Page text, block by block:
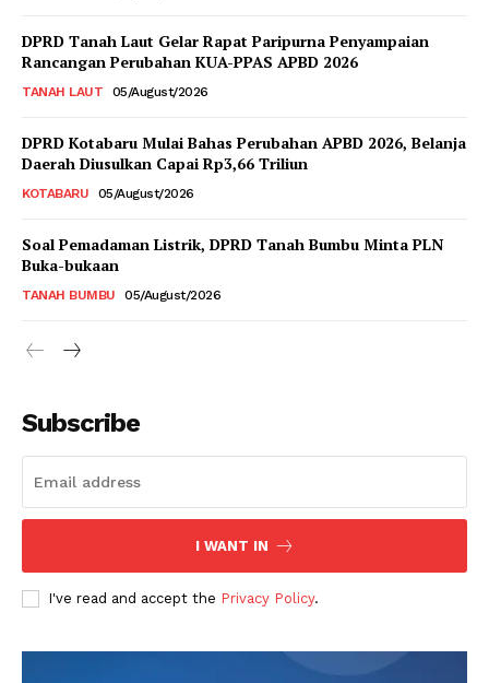
DPRD Tanah Laut Gelar Rapat Paripurna Penyampaian
Rancangan Perubahan KUA-PPAS APBD 2026
TANAH LAUT 05/August/2026
DPRD Kotabaru Mulai Bahas Perubahan APBD 2026, Belanja
Daerah Diusulkan Capai Rp3,66 Triliun
KOTABARU 05/August/2026
Soal Pemadaman Listrik, DPRD Tanah Bumbu Minta PLN
Buka-bukaan
TANAH BUMBU 05/August/2026
Subscribe
I WANT IN
I've read and accept the Privacy Policy.